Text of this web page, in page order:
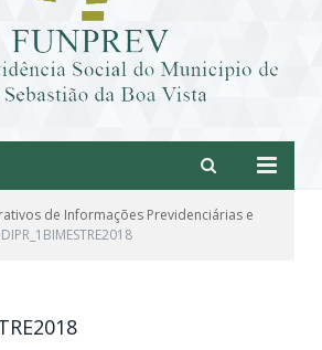
de Informações Previdenciárias e
DIPR_1BIMESTRE2018